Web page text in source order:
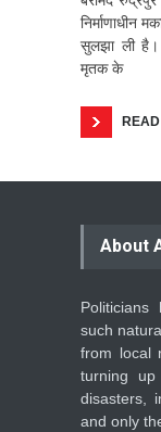
निर्माणाधीन
सुलझा ली है।
मृतक के
About
such
from local
turning
disasters,
and only